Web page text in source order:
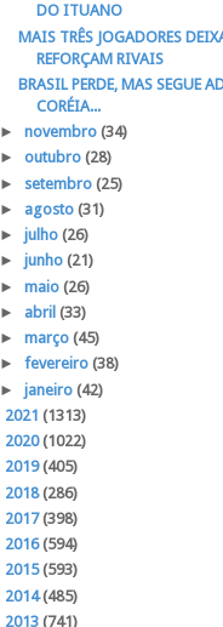
DO ITUANO
MAIS TRÊS JOGADORES
REFORÇAM RIVAIS
BRASIL PERDE, MAS SEGUE
CORÉIA...
► novembro (34)
► outubro (28)
► setembro (25)
► agosto (31)
► julho (26)
► junho (21)
► maio (26)
► abril (33)
► março (45)
► fevereiro (38)
► janeiro (42)
2021 (1313)
2020(1022)
2019(405)
2018(286)
2017(398)
2016(594)
2015(593)
2014(485)
2013 (741)